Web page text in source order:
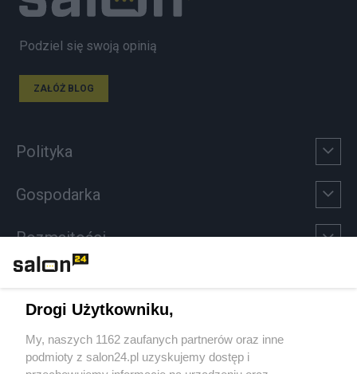
Podziel się swoją opinią
ZAŁÓŻ BLOG
Polityka
Gospodarka
Rozmaitości
Sport
Społeczeństwo
Drogi Użytkowniku,
My, naszych 1162 zaufanych partnerów oraz inne
podmioty z salon24.pl uzyskujemy dostęp i